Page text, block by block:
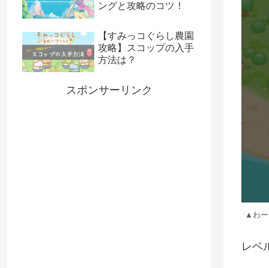
▲わ
レベ
ングと攻略のコツ！
【すみっコぐらし農園
攻略】スコップの入手
方法は？
スポンサーリンク